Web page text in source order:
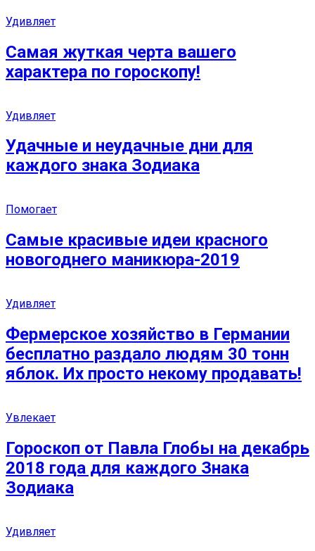
Удивляет
Самая жуткая черта вашего
характера по гороскопу!
Удивляет
Удачные и неудачные дни для
каждого знака Зодиака
Помогает
Самые красивые идеи красного
новогоднего маникюра-2019
Удивляет
Фермерское хозяйство в Германии
бесплатно раздало людям 30 тонн
яблок. Их просто некому продавать!
Увлекает
Гороскоп от Павла Глобы на декабрь
2018 года для каждого Знака
Зодиака
Удивляет